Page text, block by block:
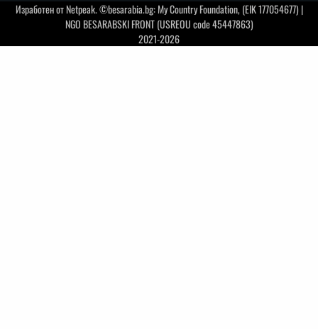
Изработен отNetpeak. ©besarabia.bg: My Country Foundation, (EIK 177054677) |
NGO BESARABSKI FRONT (USREOU code 45447863)
2021-2026